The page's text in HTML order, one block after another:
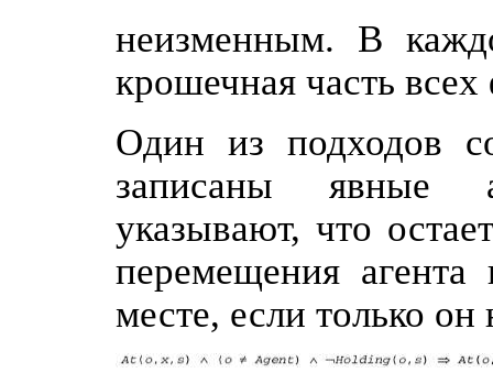
неизменным. В
крошечная часть
Один из подходов
записаны явные
указывают, что
перемещения
месте, если только он